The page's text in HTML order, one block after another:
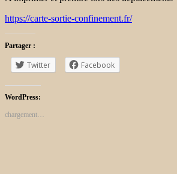
https://carte-sortie-confinement.fr/
Partager :
Twitter Facebook
WordPress:
chargement…